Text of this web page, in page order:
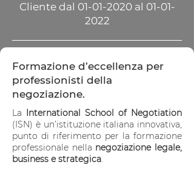
Cliente dal 01-01-2020al 01-01-
2022
Formazione d’eccellenza per
professionisti della
negoziazione.
La International School of Negotiation
(ISN) è un’istituzione italiana innovativa,
punto di riferimento per la formazione
professionale nella negoziazione legale,
business e strategica.